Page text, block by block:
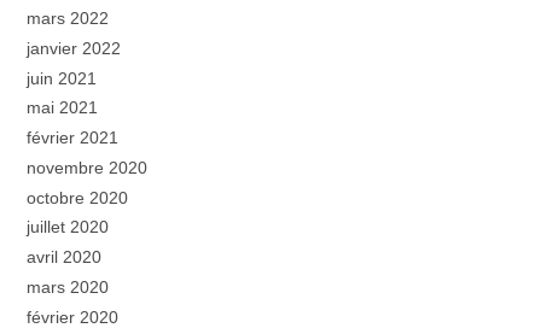
mars 2022
janvier 2022
juin 2021
mai 2021
février 2021
novembre 2020
octobre 2020
juillet 2020
avril 2020
mars 2020
février 2020